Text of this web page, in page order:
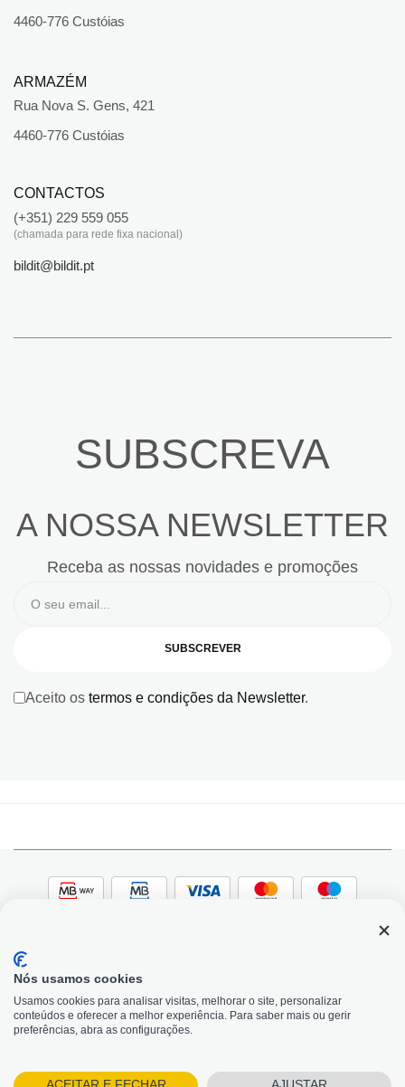
4460-776 Custóias
ARMAZÉM
Rua Nova S. Gens, 421
4460-776 Custóias
CONTACTOS
(+351) 229 559 055
(chamada para rede fixa nacional)
bildit@bildit.pt
SUBSCREVA
A NOSSA NEWSLETTER
Receba as nossas novidades e promoções
SUBSCREVER
Aceito os termos e condições da Newsletter.
© 2026, Bildit. Todos os direitos reservados | Powered
by Toogas, with
Magento
Precisa de Ajuda?
Nós usamos cookies
Usamos cookies para analisar visitas, melhorar o site, personalizar
conteúdos e oferecer a melhor experiência. Para saber mais ou gerir
preferências, abra as configurações.